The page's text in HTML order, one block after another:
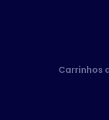
Carrinhos